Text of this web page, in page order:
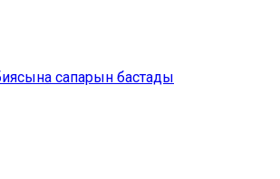
сапарын бастады